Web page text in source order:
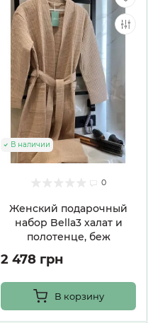
0
Женский подарочный
набор Bella3 халат и
полотенце, беж
В наличии
2 478 грн
В корзину